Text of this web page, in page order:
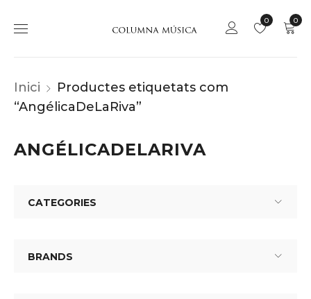
0
0
Inici
Productes etiquetats com
“AngélicaDeLaRiva”
ANGÉLICADELARIVA
CATEGORIES
BRANDS